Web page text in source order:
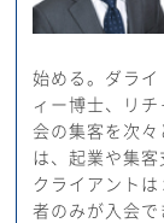
始める。ダラ
ィー博士、リ
会の集客を次
は、起業や集客
クライアント
者のみが入会で